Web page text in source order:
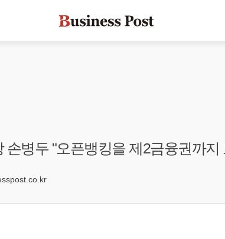
손병두 "오픈뱅킹을 제2금융권까지